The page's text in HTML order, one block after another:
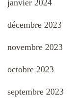
janvier 2024
décembre 2023
novembre 2023
octobre 2023
septembre 2023